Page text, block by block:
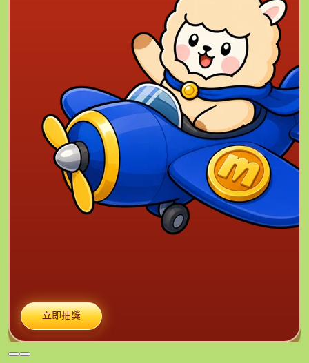
立即抽獎